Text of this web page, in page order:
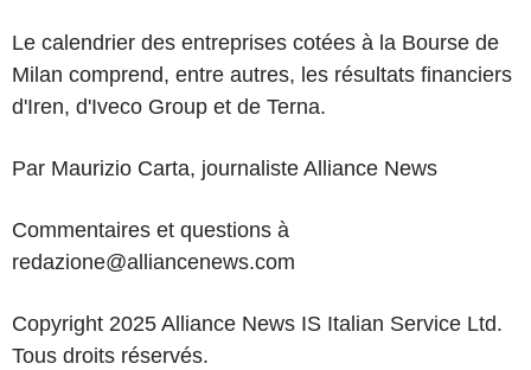
Le calendrier des entreprises cotées à la Bourse de
Milan comprend, entre autres, les résultats financiers
d'Iren, d'Iveco Group et de Terna.
Par Maurizio Carta, journaliste Alliance News
Commentaires et questions à
redazione@alliancenews.com
Copyright 2025 Alliance News IS Italian Service Ltd.
Tous droits réservés.